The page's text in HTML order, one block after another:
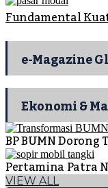
Fundamental
e-Magazine
Ekonomi &
BP BUMN
Pertamina Patra
VIEW ALL